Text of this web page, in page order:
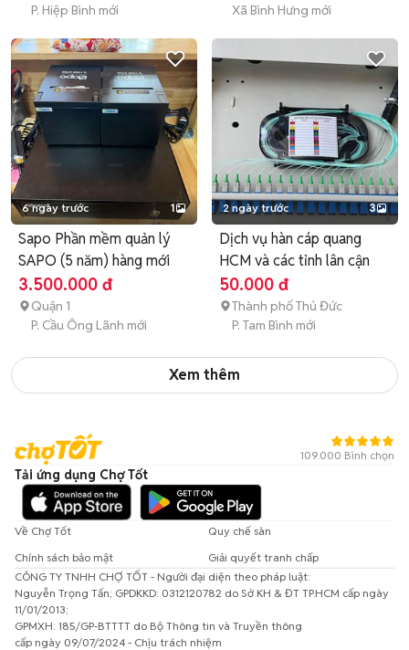
P. Hiệp Bình mới
Xã Bình Hưng mới
6 ngày trước 1
Sapo Phần mềm quản lý
SAPO (5 năm) hàng mới
3.500.000 đ
Quận 1
P. Cầu Ông Lãnh mới
2 ngày trước 3
Dịch vụ hàn cáp quang
HCM và các tỉnh lân cận
50.000 đ
Thành phố Thủ Đức
P. Tam Bình mới
Xem thêm
109.000 Bình chọn
Tải ứng dụng Chợ Tốt
Về Chợ Tốt
Quy chế sàn
Chính sách bảo mật
Giải quyết tranh chấp
CÔNG TY TNHH CHỢ TỐT - Người đại diện theo pháp luật:
Nguyễn Trọng Tấn; GPDKKD: 0312120782 do Sở KH & ĐT TP.HCM cấp ngày
11/01/2013;
GPMXH: 185/GP-BTTTT do Bộ Thông tin và Truyền thông
cấp ngày 09/07/2024 - Chịu trách nhiệm